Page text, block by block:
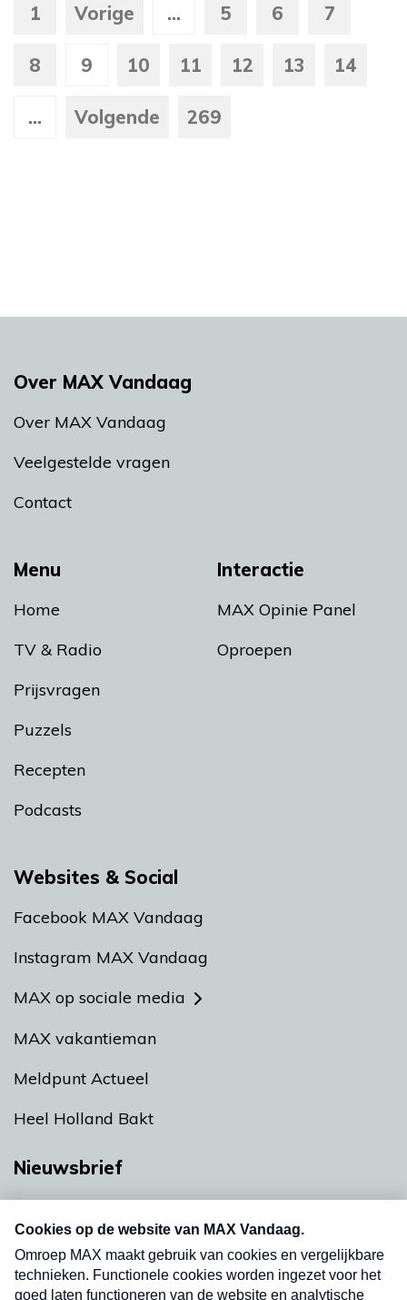
1 Vorige ... 5 6 7
8 9 10 11 12 13 14
... Volgende 269
Menu
Home
TV & Radio
Prijsvragen
Puzzels
Recepten
Podcasts
Interactie
MAX Opinie Panel
Oproepen
Over MAX Vandaag
Over MAX Vandaag
Veelgestelde vragen
Contact
Websites & Social
Facebook MAX Vandaag
Instagram MAX Vandaag
MAX op sociale media
MAX vakantieman
Meldpunt Actueel
Heel Holland Bakt
Nieuwsbrief
nieuwsbrief. Elke vrijdag- en dinsdagochtend in
uw mailbox.
Verzend